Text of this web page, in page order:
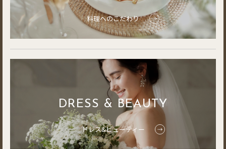
料理へのこだわり
DRESS & BEAUTY
ドレス&ビューティー